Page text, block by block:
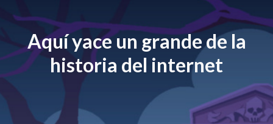
Aquí yace un grande de la
historia del internet